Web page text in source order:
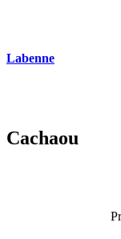
Labenne
Cachaou